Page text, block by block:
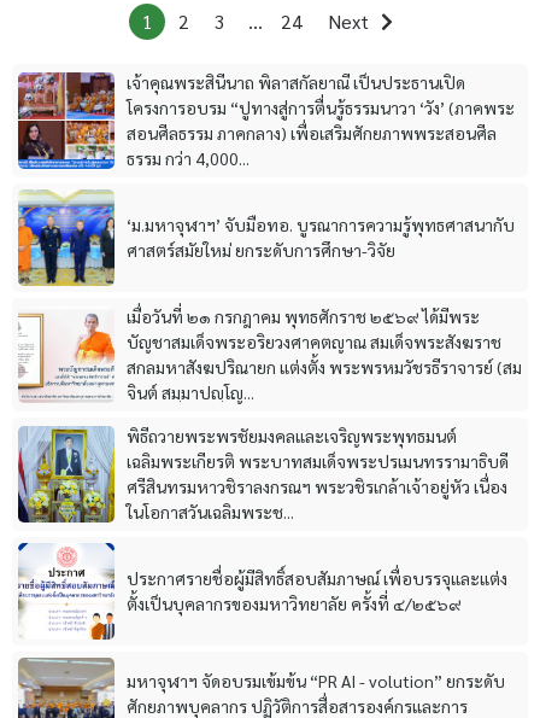
1 2 3 … 24 Next
เจ้าคุณพระสินีนาถ พิลาสกัลยาณี เป็นประธานเปิด
โครงการอบรม “ปูทางสู่การตื่นรู้ธรรมนาวา ‘วัง’ (ภาคพระ
สอนศีลธรรม ภาคกลาง) เพื่อเสริมศักยภาพพระสอนศีล
ธรรม กว่า 4,000...
‘ม.มหาจุฬาฯ’ จับมือทอ. บูรณาการความรู้พุทธศาสนากับ
ศาสตร์สมัยใหม่ ยกระดับการศึกษา-วิจัย
เมื่อวันที่ ๒๑ กรกฎาคม พุทธศักราช ๒๕๖๙ ได้มีพระ
บัญชาสมเด็จพระอริยวงศาคตญาณ สมเด็จพระสังฆราช
สกลมหาสังฆปริณายก แต่งตั้ง พระพรหมวัชรธีราจารย์ (สม
จินต์ สมฺมาปญฺโญ...
พิธีถวายพระพรชัยมงคลและเจริญพระพุทธมนต์
เฉลิมพระเกียรติ พระบาทสมเด็จพระปรเมนทรรามาธิบดี
ศรีสินทรมหาวชิราลงกรณฯ พระวชิรเกล้าเจ้าอยู่หัว เนื่อง
ในโอกาสวันเฉลิมพระช...
ประกาศรายชื่อผู้มีสิทธิ์สอบสัมภาษณ์ เพื่อบรรจุและแต่ง
ตั้งเป็นบุคลากรของมหาวิทยาลัย ครั้งที่ ๔/๒๕๖๙
มหาจุฬาฯ จัดอบรมเข้มข้น “PR AI - volution” ยกระดับ
ศักยภาพบุคลากร ปฏิวัติการสื่อสารองค์กรและการ